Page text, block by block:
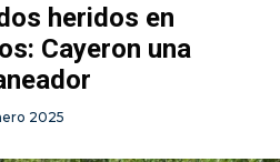
heridos en
Cayeron una
2025